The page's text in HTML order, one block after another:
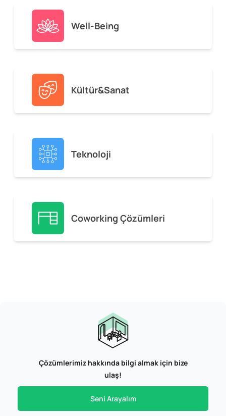
Well-Being
Kültür&Sanat
Teknoloji
Coworking Çözümleri
Çözümlerimiz hakkında bilgi almak için bize
ulaş!
Seni Arayalım